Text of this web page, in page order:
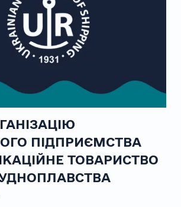
ПІДПРИЄМСТВА
ТОВАРИСТВО